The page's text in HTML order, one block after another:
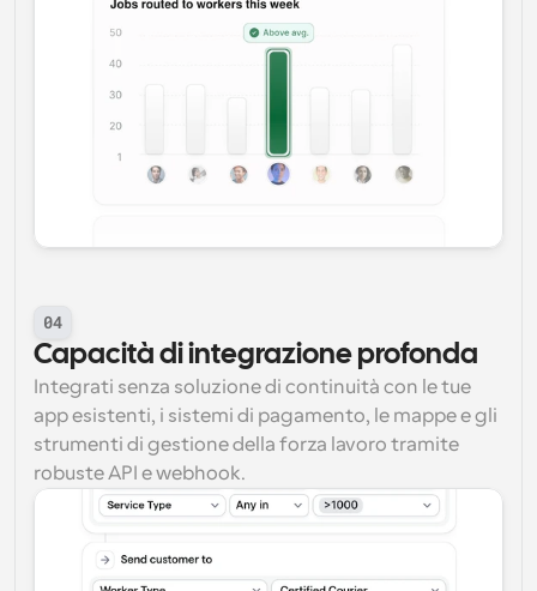
04
Capacità di integrazione profonda
Integrati senza soluzione di continuità con le tue
app esistenti, i sistemi di pagamento, le mappe e gli
strumenti di gestione della forza lavoro tramite
robuste API e webhook.